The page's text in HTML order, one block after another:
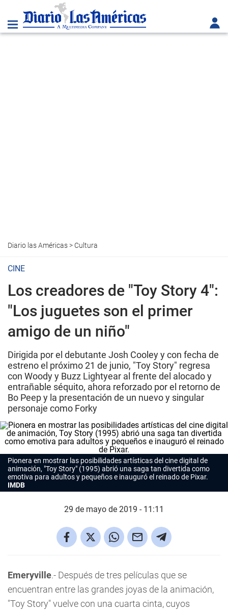
Diario las Américas> Cultura
CINE
Los creadores de "Toy Story 4":
"Los juguetes son el primer
amigo de un niño"
Dirigida por el debutante Josh Cooley y con fecha de
estreno el próximo 21 de junio, "Toy Story" regresa
con Woody y Buzz Lightyear al frente del alocado y
entrañable séquito, ahora reforzado por el retorno de
Bo Peep y la presentación de un nuevo y singular
personaje como Forky
Pionera en mostrar las posibilidades artísticas del cine digital de
animación, "Toy Story" (1995) abrió una saga tan divertida como
emotiva para adultos y pequeños e inauguró el reinado de Pixar.
IMDB
29 de mayo de 2019 - 11:11
Emeryville.- Después de tres películas que se
encuentran entre las grandes joyas de la animación,
"Toy Story" vuelve con una cuarta cinta, cuyos